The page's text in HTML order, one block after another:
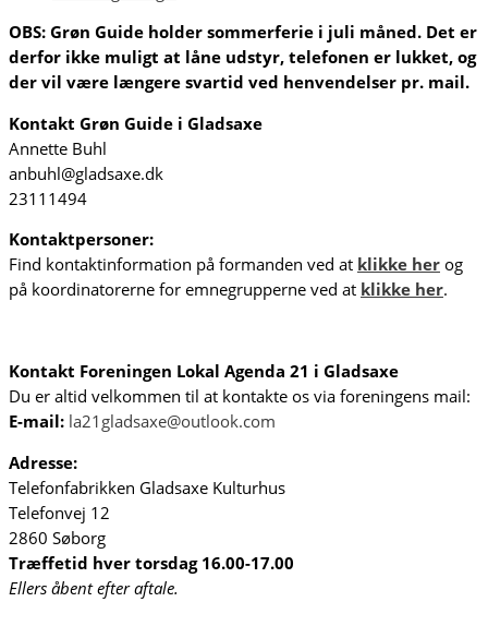
OBS: Grøn Guide holder sommerferie i juli måned. Det er
derfor ikke muligt at låne udstyr, telefonen er lukket, og
der vil være længere svartid ved henvendelser pr. mail.
Kontakt Grøn Guide i Gladsaxe
Annette Buhl
anbuhl@gladsaxe.dk
23111494
Kontaktpersoner:
Find kontaktinformation på formanden ved at klikke her og
på koordinatorerne for emnegrupperne ved at klikke her.
Kontakt Foreningen Lokal Agenda 21 i Gladsaxe
Du er altid velkommen til at kontakte os via foreningens mail:
E-mail: la21gladsaxe@outlook.com
Adresse:
Telefonfabrikken Gladsaxe Kulturhus
Telefonvej 12
2860 Søborg
Træffetid hver torsdag 16.00-17.00
Ellers åbent efter aftale.